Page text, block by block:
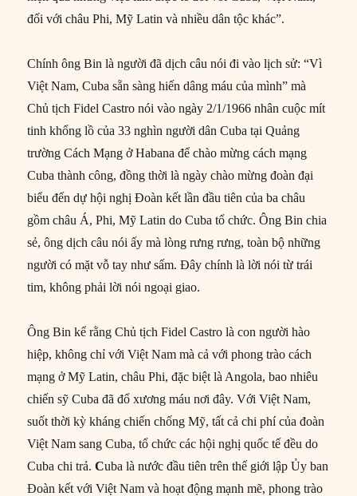
đối với châu Phi, Mỹ Latin và nhiều dân tộc khác”.
Chính ông Bin là người đã dịch câu nói đi vào lịch sử: “Vì
Việt Nam, Cuba sẵn sàng hiến dâng máu của mình” mà
Chủ tịch Fidel Castro nói vào ngày 2/1/1966 nhân cuộc mít
tinh khổng lồ của 33 nghìn người dân Cuba tại Quảng
trường Cách Mạng ở Habana để chào mừng cách mạng
Cuba thành công, đồng thời là ngày chào mừng đoàn đại
biểu đến dự hội nghị Đoàn kết lần đầu tiên của ba châu
gồm châu Á, Phi, Mỹ Latin do Cuba tổ chức. Ông Bin chia
sẻ, ông dịch câu nói ấy mà lòng rưng rưng, toàn bộ những
người có mặt vỗ tay như sấm. Đây chính là lời nói từ trái
tim, không phải lời nói ngoại giao.
Ông Bin kể rằng Chủ tịch Fidel Castro là con người hào
hiệp, không chỉ với Việt Nam mà cả với phong trào cách
mạng ở Mỹ Latin, châu Phi, đặc biệt là Angola, bao nhiêu
chiến sỹ Cuba đã đổ xương máu nơi đây. Với Việt Nam,
suốt thời kỳ kháng chiến chống Mỹ, tất cả chi phí của đoàn
Việt Nam sang Cuba, tổ chức các hội nghị quốc tế đều do
Cuba chi trả. Cuba là nước đầu tiên trên thế giới lập Ủy ban
Đoàn kết với Việt Nam và hoạt động mạnh mẽ, phong trào